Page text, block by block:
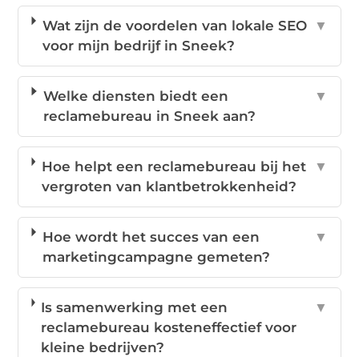
Wat zijn de voordelen van lokale SEO
voor mijn bedrijf in Sneek?
▼
Welke diensten biedt een
reclamebureau in Sneek aan?
▼
Hoe helpt een reclamebureau bij het
vergroten van klantbetrokkenheid?
▼
Hoe wordt het succes van een
marketingcampagne gemeten?
▼
Is samenwerking met een
reclamebureau kosteneffectief voor
kleine bedrijven?
▼